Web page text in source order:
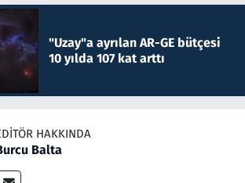
"Uzay"a ayrılan AR-GE bütçesi
10 yılda 107 kat arttı
HAKKINDA
Balta